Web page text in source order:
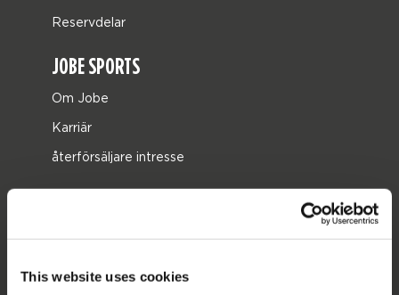
This website uses cookies
Reservdelar
JOBE SPORTS
Om Jobe
Karriär
återförsäljare intresse
Funtubes